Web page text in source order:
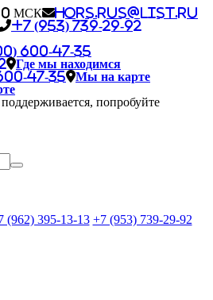
МСК
hors.rus@list.ru
+7 (953) 739-29-92
600-47-35
Где мы находимся
47-35
Мы на карте
попробуйте
(962) 395-13-13 +7 (953) 739-29-92